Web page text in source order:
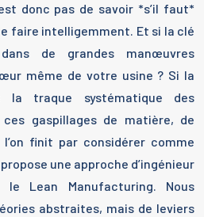
donc pas de savoir *s’il faut*
faire intelligemment. Et si la clé
de grandes manœuvres
même de votre usine ? Si la
la traque systématique des
ces gaspillages de matière, de
finit par considérer comme
une approche d’ingénieur
Lean Manufacturing. Nous
abstraites, mais de leviers